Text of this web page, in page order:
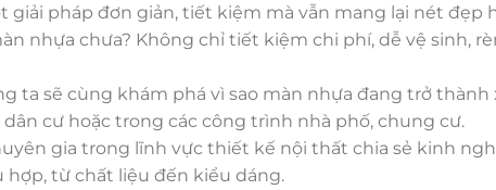
giải pháp đơn giản, tiết kiệm mà vẫn mang lại nét
nhựa chưa? Không chỉ tiết kiệm chi phí, dễ vệ
ta sẽ cùng khám phá vì sao màn nhựa đang trở
cư hoặc trong các công trình nhà phố, chung cư.
gia trong lĩnh vực thiết kế nội thất chia sẻ kinh
hợp, từ chất liệu đến kiểu dáng.